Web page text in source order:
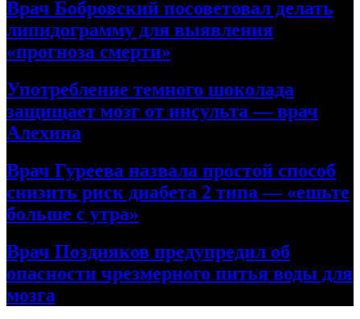
Врач Бобровский посоветовал делать
липидограмму для выявления
«прогноза смерти»
Употребление темного шоколада
защищает мозг от инсульта — врач
Алехина
Врач Гуреева назвала простой способ
снизить риск диабета 2 типа — «ешьте
больше с утра»
Врач Поздняков предупредил об
опасности чрезмерного питья воды для
мозга